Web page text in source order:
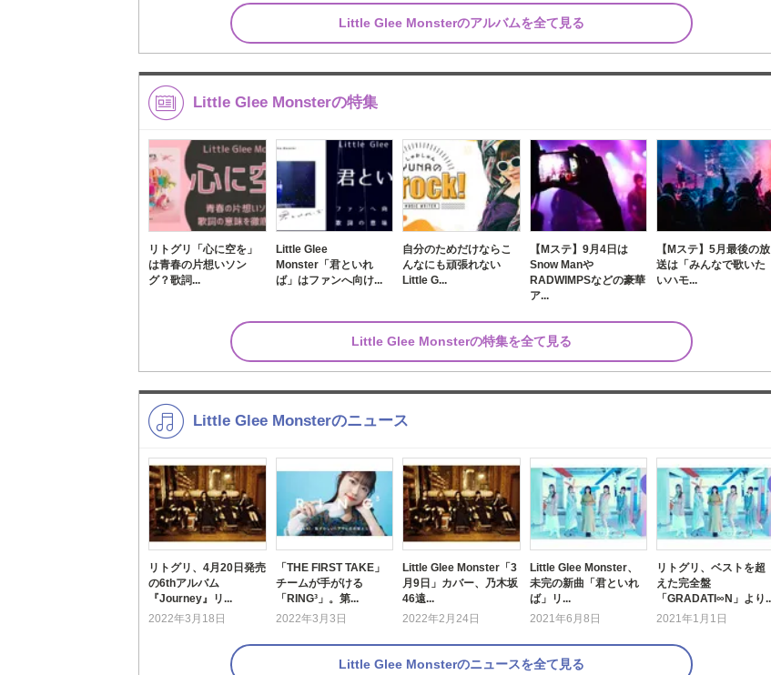
Little Glee Monsterのアルバムを全て見る
Little Glee Monsterの特集
リトグリ「心に空を」
は青春の片想いソン
グ？歌詞...
Little Glee
Monster「君といれ
ば」はファンへ向け...
自分のためだけならこ
んなにも頑張れない
Little G...
【Mステ】9月4日は
Snow Manや
RADWIMPSなどの豪華
ア...
【Mステ】5月最後の放
送は「みんなで歌いた
いハモ...
Little Glee Monsterの特集を全て見る
Little Glee Monsterのニュース
リトグリ、4月20日発売
の6thアルバム
『Journey』リ...
2022年3月18日
「THE FIRST TAKE」
チームが手がける
「RING³」。第...
2022年3月3日
Little Glee Monster「3
月9日」カバー、乃木坂
46遠...
2022年2月24日
Little Glee Monster、
未完の新曲「君といれ
ば」リ...
2021年6月8日
リトグリ、ベストを超
えた完全盤
「GRADATI∞N」より...
2021年1月1日
Little Glee Monsterのニュースを全て見る